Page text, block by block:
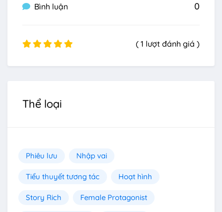
Bình luận 0
( 1 lượt đánh giá )
Thể loại
Phiêu lưu Nhập vai
Tiểu thuyết tương tác Hoạt hình
Story Rich Female Protagonist